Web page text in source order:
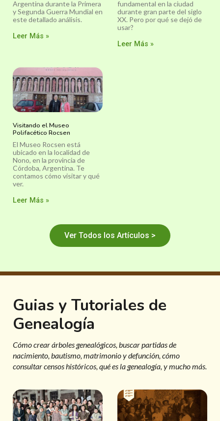
Argentina durante la Primera
y Segunda Guerra Mundial en
este detallado análisis.
Leer Más »
fundamental en la ciudad
durante gran parte del siglo
XX. Pero por qué se dejó de
usar?
Leer Más »
Visitando el Museo
Polifacético Rocsen
El Museo Rocsen está
ubicado en la localidad de
Nono, en la provincia de
Córdoba, Argentina. Te
contamos cómo visitar y qué
ver.
Leer Más »
Ver Todos los Artículos >
Guias y Tutoriales de
Genealogía
Cómo crear árboles genealógicos, buscar partidas de
nacimiento, bautismo, matrimonio y defunción, cómo
consultar censos históricos, qué es la genealogía, y mucho más.